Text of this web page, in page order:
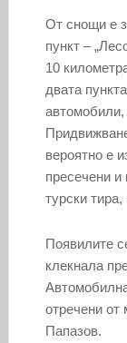
От снощи е
пункт –
10
двата
автомобили,
вероятно е
пресечени и
турски
Появилите
клекнала
отречени от
Папазов.